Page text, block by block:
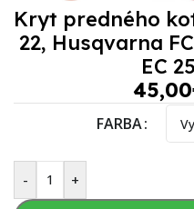
Kryt predného
22, Husqvarna
EC
45,00
FARBA
- +